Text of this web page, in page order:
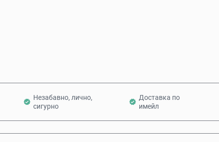
Незабавно, лично,
сигурно
Доставка по
имейл